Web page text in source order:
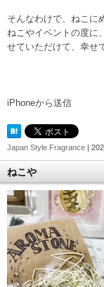
そんなわけで、ねこに
ねこやイベントの度に
せていただけて、幸せ
iPhoneから送信
Japan Style Fragrance |
ねこや